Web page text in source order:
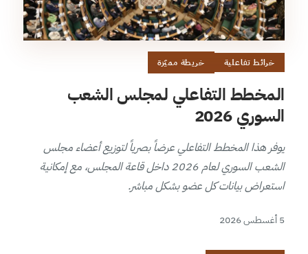
خرائط تفاعلية خريطة مميّزة
المخطط التفاعلي لمجلس الشعب
السوري 2026
يوفر هذا المخطط التفاعلي عرضاً بصرياً لتوزيع أعضاء مجلس
الشعب السوري لعام 2026 داخل قاعة المجلس، مع إمكانية
استعراض بيانات كل عضو بشكل مباشر.
5 أغسطس 2026